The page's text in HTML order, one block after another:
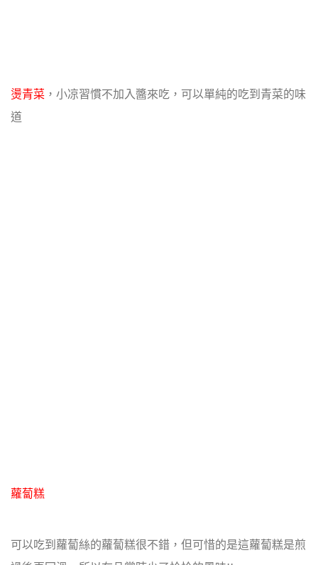
燙青菜 ，小凉習慣不加入醬來吃，可以單純的吃到青菜的味
道
蘿蔔糕
可以吃到蘿蔔絲的蘿蔔糕很不錯，但可惜的是這蘿蔔糕是煎